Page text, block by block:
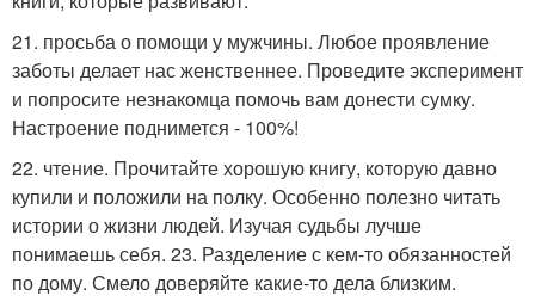
21. просьба о помощи у мужчины. Любое проявление
заботы делает нас женственнее. Проведите эксперимент
и попросите незнакомца помочь вам донести сумку.
Настроение поднимется - 100%!
22. чтение. Прочитайте хорошую книгу, которую давно
купили и положили на полку. Особенно полезно читать
истории о жизни людей. Изучая судьбы лучше
понимаешь себя. 23. Разделение с кем-то обязанностей
по дому. Смело доверяйте какие-то дела близким.